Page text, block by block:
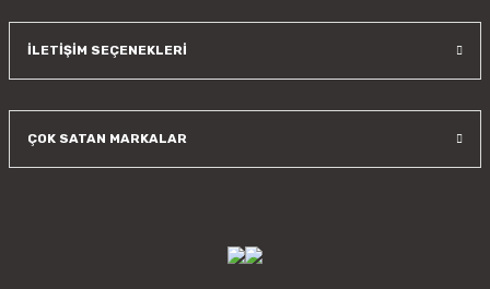
İLETİŞİM SEÇENEKLERİ
ÇOK SATAN MARKALAR